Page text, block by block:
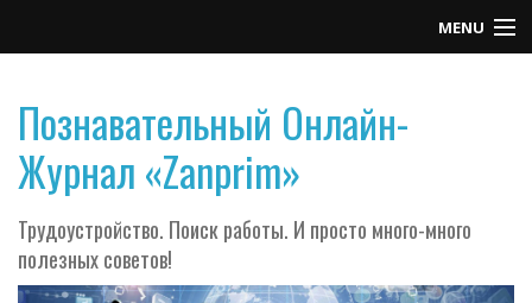
MENU
Познавательный Онлайн-
Журнал «Zanprim»
Трудоустройство. Поиск работы. И просто много-много
полезных советов!